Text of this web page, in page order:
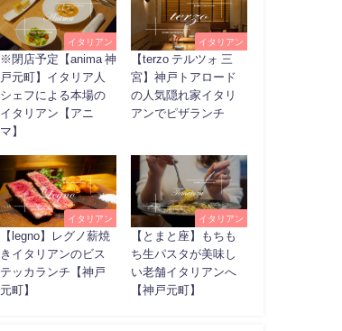
イタリアン
※閉店予定【anima 神
戸元町】イタリア人
シェフによる本場の
イタリアン【アニ
マ】
イタリアン
【terzo テルツォ 三
宮】神戸トアロード
の人気隠れ家イタリ
アンでピザランチ
イタリアン
【legno】レグノ薪焼
きイタリアンのビス
テッカランチ【神戸
元町】
イタリアン
【とまと座】もちも
ち生パスタが美味し
い老舗イタリアンへ
【神戸元町】